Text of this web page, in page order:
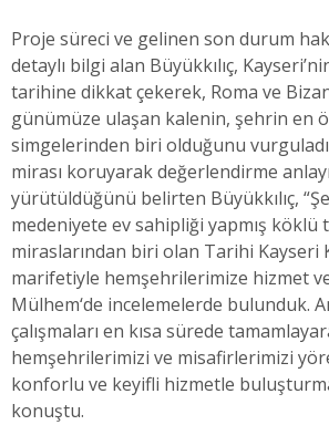
Proje süreci ve gelinen son durum
detaylı bilgi alan Büyükkılıç,
tarihine dikkat çekerek, Roma ve
günümüze ulaşan kalenin, şehrin en
simgelerinden biri olduğunu
mirası koruyarak değerlendirme
yürütüldüğünü belirten Büyükkılıç,
medeniyete ev sahipliği yapmış
miraslarından biri olan Tarihi Kayseri
marifetiyle hemşehrilerimize hizmet
Mülhem‘de incelemelerde bulunduk.
çalışmaları en kısa sürede
hemşehrilerimizi ve misafirlerimizi
konforlu ve keyifli hizmetle
konuştu.